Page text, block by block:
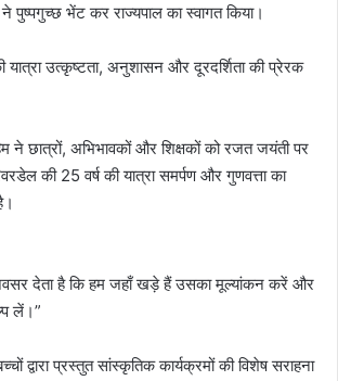
पुष्पगुच्छ भेंट कर राज्यपाल का स्वागत किया।
यात्रा उत्कृष्टता, अनुशासन और दूरदर्शिता की प्रेरक
ने छात्रों, अभिभावकों और शिक्षकों को रजत जयंती पर
की 25 वर्ष की यात्रा समर्पण और गुणवत्ता का
देता है कि हम जहाँ खड़े हैं उसका मूल्यांकन करें और
लें।”
द्वारा प्रस्तुत सांस्कृतिक कार्यक्रमों की विशेष सराहना